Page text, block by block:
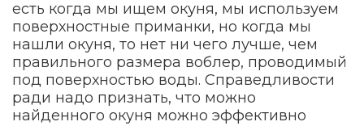
есть когда мы ищем окуня, мы используем
поверхностные приманки, но когда мы
нашли окуня, то нет ни чего лучше, чем
правильного размера воблер, проводимый
под поверхностью воды. Справедливости
ради надо признать, что можно
найденного окуня можно эффективно